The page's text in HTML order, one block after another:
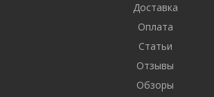
Доставка
Оплата
Статьи
Отзывы
Обзоры